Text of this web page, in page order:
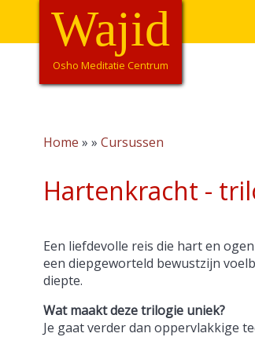
Overslaan
naar
Wajid
Osho Meditatie Centrum
Home Cursussen
Hartenkracht -
Een liefdevolle reis die hart en
een diepgeworteld bewustzijn
diepte.
Wat maakt deze trilogie uniek?
Je gaat verder dan oppervlakkige